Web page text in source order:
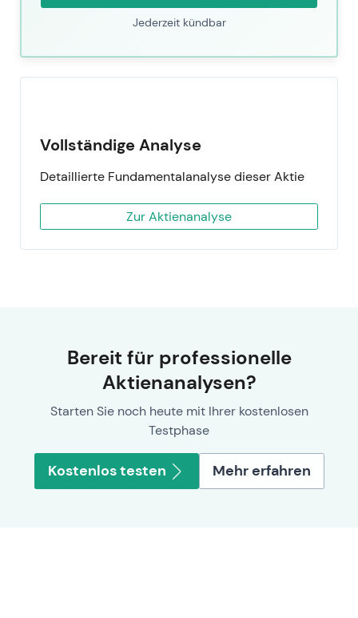
Jederzeit kündbar
Vollständige Analyse
Detaillierte Fundamentalanalyse dieser Aktie
Zur Aktienanalyse
Bereit für professionelle
Aktienanalysen?
Starten Sie noch heute mit Ihrer kostenlosen
Testphase
Kostenlos testen Mehr erfahren